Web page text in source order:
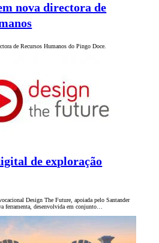
nova directora de
de Recursos Humanos do Pingo Doce.
de exploração
Design The Future, apoiada pelo Santander
ferramenta, desenvolvida em conjunto…